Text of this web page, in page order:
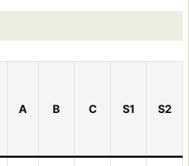
A B C S1 S2